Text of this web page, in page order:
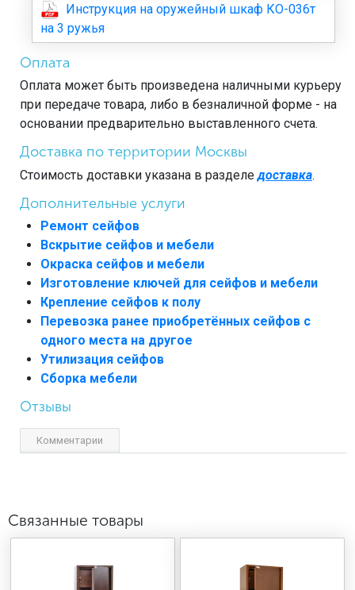
Инструкция на оружейный шкаф КО-036т
на 3 ружья
Оплата
Оплата может быть произведена наличными курьеру
при передаче товара, либо в безналичной форме - на
основании предварительно выставленного счета.
Доставка по территории Москвы
Стоимость доставки указана в разделедоставка.
Дополнительные услуги
Ремонт сейфов
Вскрытие сейфов и мебели
Окраска сейфов и мебели
Изготовление ключей для сейфов и мебели
Крепление сейфов к полу
Перевозка ранее приобретённых сейфов с
одного места на другое
Утилизация сейфов
Сборка мебели
Отзывы
Комментарии
Связанные товары